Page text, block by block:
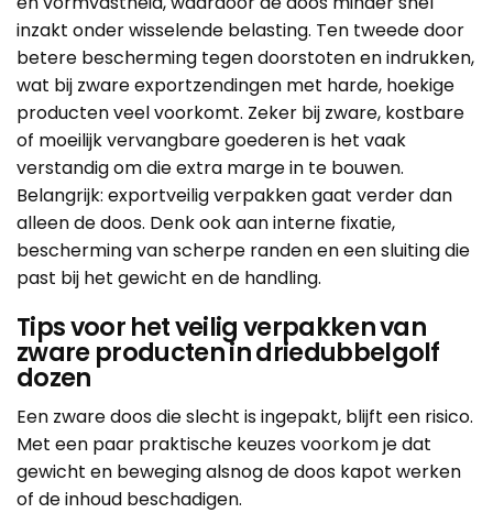
inzakt onder wisselende belasting. Ten tweede door
betere bescherming tegen doorstoten en indrukken,
wat bij zware exportzendingen met harde, hoekige
producten veel voorkomt. Zeker bij zware, kostbare
of moeilijk vervangbare goederen is het vaak
verstandig om die extra marge in te bouwen.
Belangrijk: exportveilig verpakken gaat verder dan
alleen de doos. Denk ook aan interne fixatie,
bescherming van scherpe randen en een sluiting die
past bij het gewicht en de handling.
Tips voor het veilig verpakken van
zware producten in driedubbelgolf
dozen
Een zware doos die slecht is ingepakt, blijft een risico.
Met een paar praktische keuzes voorkom je dat
gewicht en beweging alsnog de doos kapot werken
of de inhoud beschadigen.